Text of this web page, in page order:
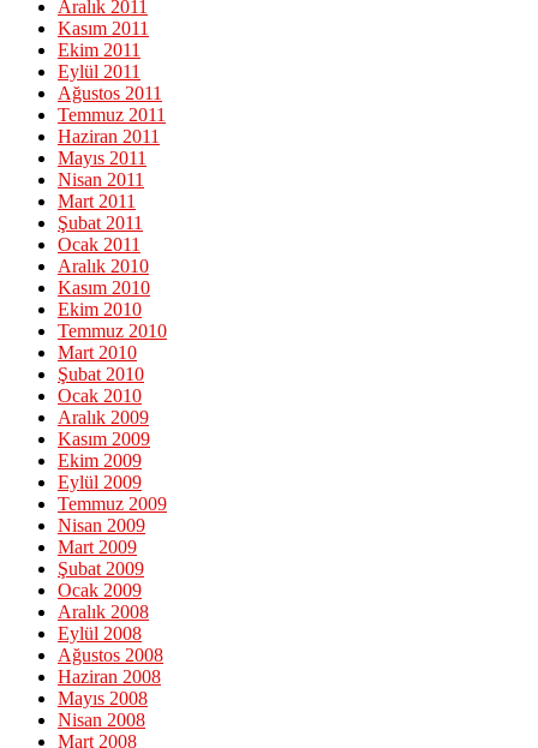
Aralık 2011
Kasım 2011
Ekim 2011
Eylül 2011
Ağustos 2011
Temmuz 2011
Haziran 2011
Mayıs 2011
Nisan 2011
Mart 2011
Şubat 2011
Ocak 2011
Aralık 2010
Kasım 2010
Ekim 2010
Temmuz 2010
Mart 2010
Şubat 2010
Ocak 2010
Aralık 2009
Kasım 2009
Ekim 2009
Eylül 2009
Temmuz 2009
Nisan 2009
Mart 2009
Şubat 2009
Ocak 2009
Aralık 2008
Eylül 2008
Ağustos 2008
Haziran 2008
Mayıs 2008
Nisan 2008
Mart 2008